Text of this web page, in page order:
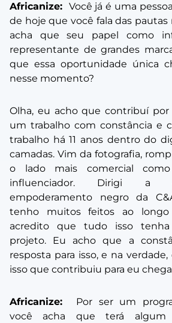
Africanize: Você já é uma
de hoje que você fala das pautas
acha que seu papel como
representante de grandes
que essa oportunidade única
nesse momento?
Olha, eu acho que contribuí por
um trabalho com constância e
trabalho há 11 anos dentro do
camadas. Vim da fotografia,
o lado mais comercial
influenciador. Dirigi a
empoderamento negro da
tenho muitos feitos ao
acredito que tudo isso tenha
projeto. Eu acho que a
resposta para isso, e na
isso que contribuiu para eu
Africanize:
Por ser um
você acha que terá